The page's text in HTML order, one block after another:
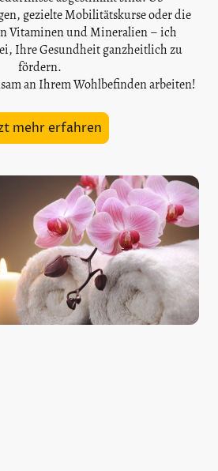
gezielte Mobilitätskurse oder die
Vitaminen und Mineralien – ich
Ihre Gesundheit ganzheitlich zu
fördern.
an Ihrem Wohlbefinden arbeiten!
mehr erfahren